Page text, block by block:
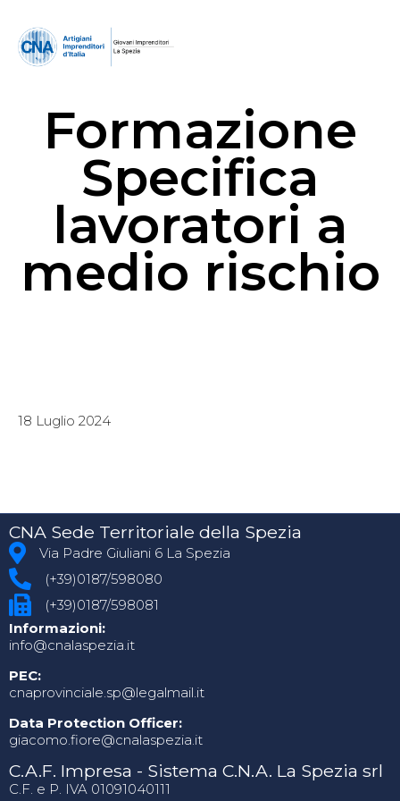
Formazione
Specifica
lavoratori a
medio rischio
18 Luglio 2024
CNA Sede Territoriale della Spezia
Via Padre Giuliani 6 La Spezia
(+39)0187/598080
(+39)0187/598081
Informazioni:
info@cnalaspezia.it
PEC:
cnaprovinciale.sp@legalmail.it
Data Protection Officer:
giacomo.fiore@cnalaspezia.it
C.A.F. Impresa - Sistema C.N.A. La Spezia srl
C.F. e P. IVA 01091040111